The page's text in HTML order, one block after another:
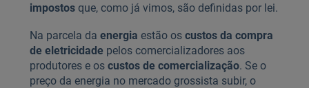
impostosque, como já vimos, são definidas por lei.
Na parcela da energia estão os custos da compra
de eletricidade pelos comercializadores aos
produtores e oscustos de comercialização. Se o
preço da energia no mercado grossista subir, o